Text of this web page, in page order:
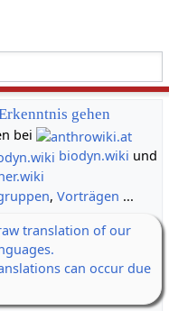
gehen
bei
biodyn.wiki und
, Vorträgen ...
translation of our
can occur due